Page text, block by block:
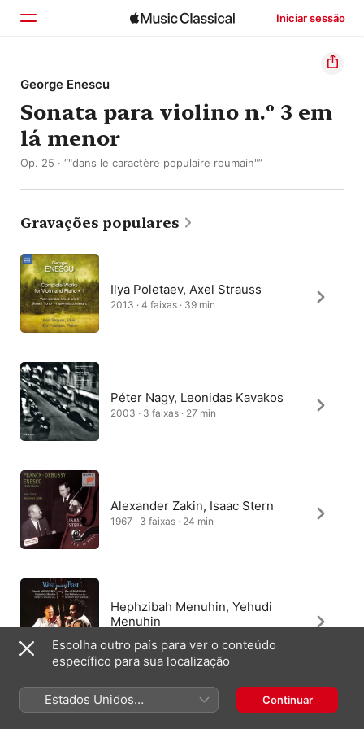
Iniciar sessão
Início
Explorar
Buscar
George Enescu
Sonata para violino n.º 3 em
lá menor
Op. 25 · “"dans le caractère populaire roumain"”
Gravações populares
Ilya Poletaev, Axel Strauss
2013 · 4 faixas · 39 min
Péter Nagy, Leonidas Kavakos
2003 · 3 faixas · 27 min
Alexander Zakin, Isaac Stern
1967 · 3 faixas · 24 min
Hephzibah Menuhin, Yehudi
Menuhin
1966 · 3 faixas · 23 min
Romain Deschamps, Chilly
Escolha outro país para ver o conteúdo
específico para sua localização
Estados Unidos
(Português Brasil)
Continuar